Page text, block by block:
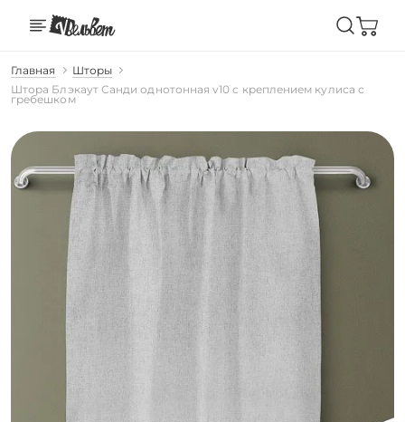
Главная
Шторы
Штора Блэкаут Санди однотонная v10 с креплением кулиса с
гребешком